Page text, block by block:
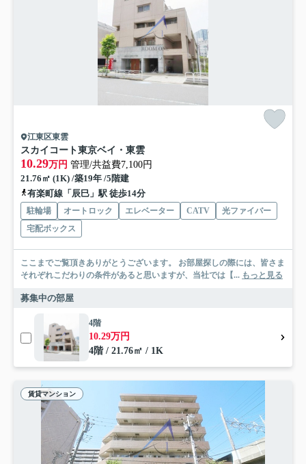
江東区東雲
スカイコート東京ベイ・東雲
10.29万円 管理/共益費7,100円
21.76㎡ (1K) /築19年 /5階建
有楽町線「辰巳」駅 徒歩14分
駐輪場 オートロック エレベーター CATV
光ファイバー
宅配ボックス
ここまでご覧頂きありがとうございます。 お部屋探しの際には、皆さま
それぞれこだわりの条件があると思いますが、当社では【... もっと見る
募集中の部屋
4階
10.29万円
4階 / 21.76㎡ / 1K
賃貸マンション